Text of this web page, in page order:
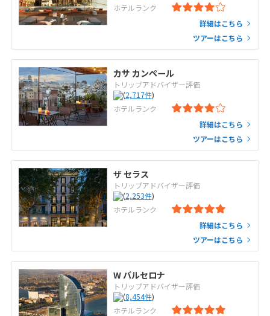
ホテルランク
詳細はこちら
ツアーはこちら
カサ カンペール
トリップアドバイザー評価
(2,717件)
ホテルランク
詳細はこちら
ツアーはこちら
ザ セラス
トリップアドバイザー評価
(2,253件)
ホテルランク
詳細はこちら
ツアーはこちら
W バルセロナ
トリップアドバイザー評価
(8,454件)
ホテルランク